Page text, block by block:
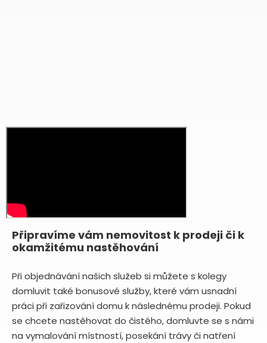
Připravíme vám nemovitost k prodeji či k
okamžitému nastěhování
Při objednávání našich služeb si můžete s kolegy
domluvit také bonusové služby, které vám usnadní
práci při zařizování domu k následnému prodeji. Pokud
se chcete nastěhovat do čistého, domluvte se s námi
na vymalování místností, posekání trávy či natření